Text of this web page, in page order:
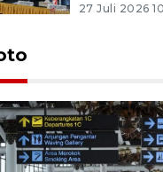
27 Juli 2026